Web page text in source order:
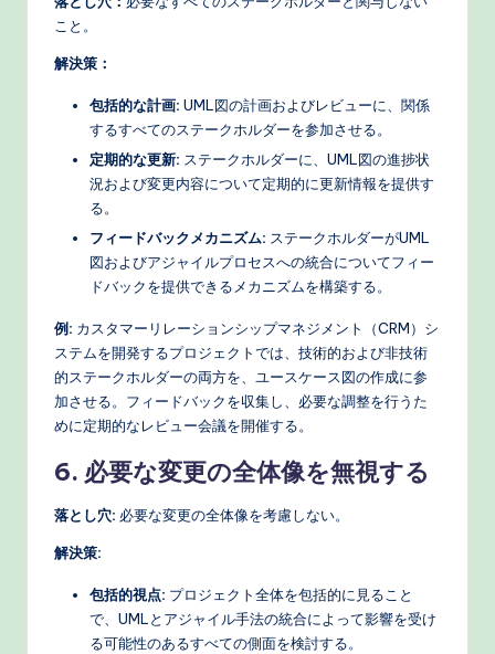
こと。
解決策：
包括的な計画: UML図の計画およびレビューに、関係
するすべてのステークホルダーを参加させる。
定期的な更新: ステークホルダーに、UML図の進捗状
況および変更内容について定期的に更新情報を提供す
る。
フィードバックメカニズム: ステークホルダーがUML
図およびアジャイルプロセスへの統合についてフィー
ドバックを提供できるメカニズムを構築する。
例: カスタマーリレーションシップマネジメント（CRM）シ
ステムを開発するプロジェクトでは、技術的および非技術
的ステークホルダーの両方を、ユースケース図の作成に参
加させる。フィードバックを収集し、必要な調整を行うた
めに定期的なレビュー会議を開催する。
6. 必要な変更の全体像を無視する
落とし穴: 必要な変更の全体像を考慮しない。
解決策:
包括的視点: プロジェクト全体を包括的に見ること
で、UMLとアジャイル手法の統合によって影響を受け
る可能性のあるすべての側面を検討する。